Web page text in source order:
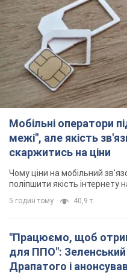
Мобільні оператори
межі", але якість
скаржитись на ціни
Чому ціни на мобільний
поліпшити якість інтернету
5 годин тому 40,9 т.
"Працюємо, щоб
для ППО": Зеленський
Драпатого і